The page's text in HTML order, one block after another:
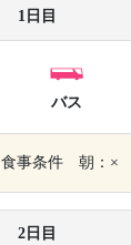
1日目
バス
食事条件 朝：×
2日目